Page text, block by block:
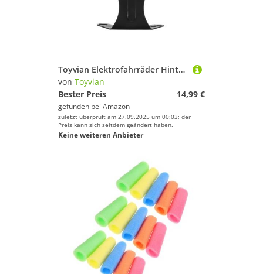
Toyvian Elektrofahrräder Hintere Rückenlehne Ersatz Rückenpolster Fahrradzubehör Motorrad Rückenlehne Ersatz Für Elektrofahrräder Für Motorradsitz Fahrrad
von Toyvian
Bester Preis
14,99 €
gefunden bei Amazon
zuletzt überprüft am 27.09.2025 um 00:03; der
Preis kann sich seitdem geändert haben.
Keine weiteren Anbieter